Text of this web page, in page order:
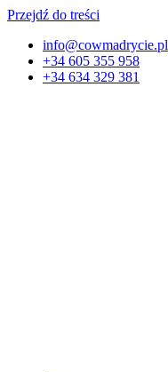
Przejdź do treści
info@cowmadrycie.pl
+34 605 355 958
+34 634 329 381​